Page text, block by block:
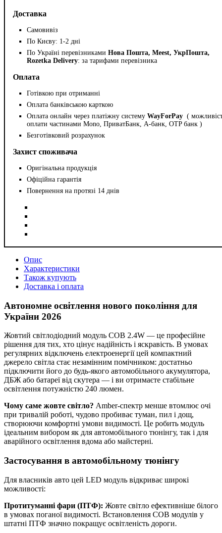
Доставка
Самовивіз
По Києву: 1-2 дні
По Україні перевізниками Нова Пошта, Meest, УкрПошта,
Rozetka Delivery: за тарифами перевізника
Оплата
Готівкою при отриманні
Оплата банківською карткою
Оплата онлайн через платіжну систему WayForPay (
оплати частинами Mono, ПриватБанк, А-банк, OTP банк )
Безготівковий розрахунок
Захист споживача
Оригінальна продукція
Офіційна гарантія
Повернення на протязі 14 днів
Опис
Характеристики
Також купують
Доставка і оплата
Автономне освітлення нового покоління для
України 2026
Жовтий світлодіодний модуль COB 2.4W — це професійне
рішення для тих, хто цінує надійність і яскравість. В умовах
регулярних відключень електроенергії цей компактний
джерело світла стає незамінним помічником: достатньо
підключити його до будь-якого автомобільного акумулятора,
ДБЖ або батареї від скутера — і ви отримаєте стабільне
освітлення потужністю 240 люмен.
Чому саме жовте світло? Amber-спектр менше втомлює очі
при тривалій роботі, чудово пробиває туман, пил і дощ,
створюючи комфортні умови видимості. Це робить модуль
ідеальним вибором як для автомобільного тюнінгу, так і для
аварійного освітлення вдома або майстерні.
Застосування в автомобільному тюнінгу
Для власників авто цей LED модуль відкриває широкі
можливості:
Протитуманні фари (ПТФ): Жовте світло ефективніше білого
в умовах поганої видимості. Встановлення COB модулів у
штатні ПТФ значно покращує освітленість дороги.